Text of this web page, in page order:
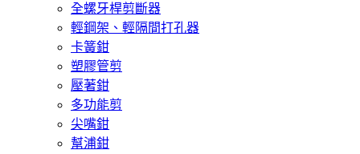
全螺牙桿剪斷器
輕鋼架、輕隔間打孔器
卡簧鉗
塑膠管剪
壓著鉗
多功能剪
尖嘴鉗
幫浦鉗